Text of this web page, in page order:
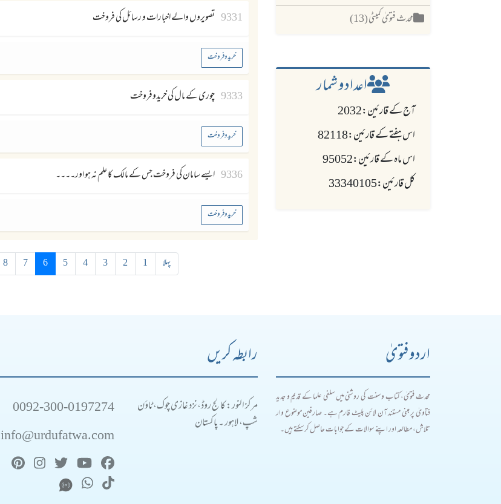
محدث فتویٰ کمیٹی (13)
اعدادو شمار
آج کے قارئین:2032
اس ہفتے کے قارئین:82118
اس ماہ کے قارئین:95052
کل قارئین:33340105
9331 تصویروں والے اخبارات و رسائل کی فروخت
خرید وفروخت
9333 چوری کے مال کی خریدوفروخت
خرید وفروخت
9336 ایسے سامان کی فروخت جس کے مالک کا علم نہ ہو اور۔۔۔۔
خرید وفروخت
پہلا 1
2
3
4
5
6
7
8
اردو فتویٰ
محدث فتویٰ، کتاب و سنت کی روشنی میں سلفی علما کے قدیم و جدید
فتاویٰ پر مبنی مستند آن لائن پلیٹ فارم ہے۔ صارفین موضوع وار
تلاش، مطالعہ اور اپنے سوالات کے جوابات حاصل کر سکتے ہیں۔
رابطہ کریں
مرکز النور: کالج روڈ، نزد غازی چوک، ٹاؤن
شپ، لاہور ۔ پاکستان
0092-300-0197274
info@urdufatwa.com